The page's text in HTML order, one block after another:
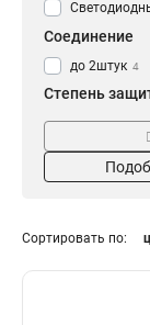
Соединение
до 2штук 4
Степень
IP54 4
Кол-во
Сортировать по: